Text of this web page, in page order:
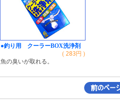
●釣り用 クーラーBOX洗浄剤
( 283円 )
魚の臭いが取れる。